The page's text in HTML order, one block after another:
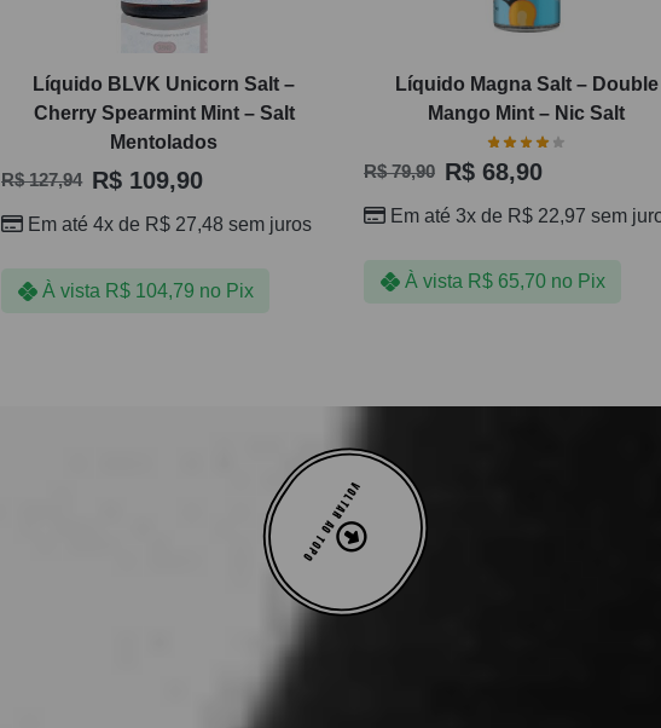
Líquido BLVK Unicorn Salt –
Cherry Spearmint Mint – Salt
Mentolados
R$127,94 R$ 109,90
Em até 4x de R$ 27,48 sem juros
À vista R$104,79 no Pix
Líquido Magna Salt – Double
Mango Mint – Nic Salt
R$79,90 R$68,90
Em até 3x de R$22,97 sem
À vista R$65,70 no Pix
VOLTAR AO TOPO